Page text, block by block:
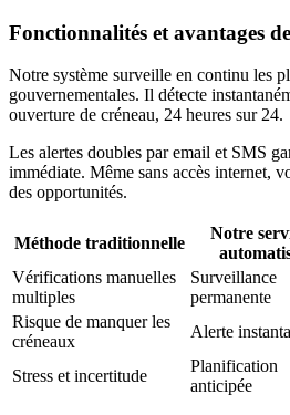
Fonctionnalités et avantages
Notre système surveille en continu les
gouvernementales. Il détecte
ouverture de créneau, 24 heures sur 24.
Les alertes doubles par email et SMS
immédiate. Même sans accès internet,
des opportunités.
Méthode traditionnelle
Notre
Vérifications manuelles
multiples
Surveillance
permanente
Risque de manquer les
créneaux
Alerte
Stress et incertitude
Planification
anticipée